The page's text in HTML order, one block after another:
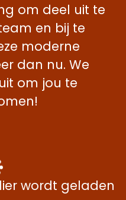
om deel uit te
en bij te
moderne
dan nu. We
om jou te
wordt geladen